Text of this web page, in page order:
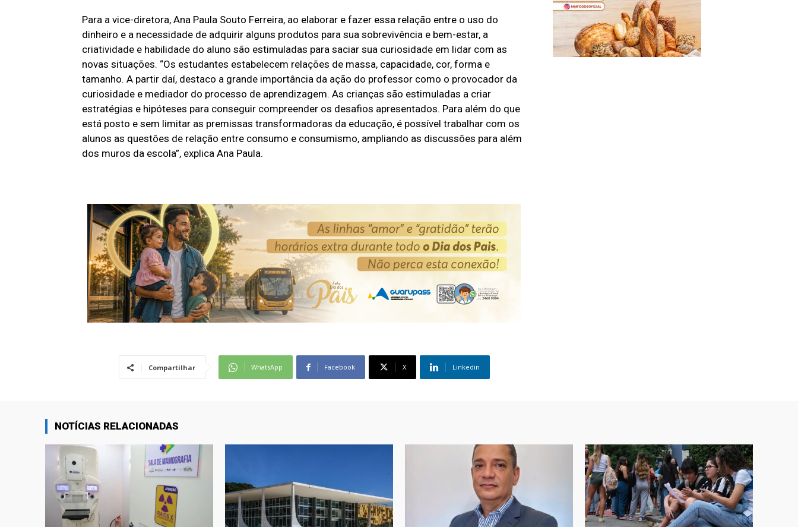
Para a vice-diretora, Ana Paula Souto Ferreira, ao elaborar e fazer essa relação entre o uso do
dinheiro e a necessidade de adquirir alguns produtos para sua sobrevivência e bem-estar, a
criatividade e habilidade do aluno são estimuladas para saciar sua curiosidade em lidar com as
novas situações. “Os estudantes estabelecem relações de massa, capacidade, cor, forma e
tamanho. A partir daí, destaco a grande importância da ação do professor como o provocador da
curiosidade e mediador do processo de aprendizagem. As crianças são estimuladas a criar
estratégias e hipóteses para conseguir compreender os desafios apresentados. Para além do que
está posto e sem limitar as premissas transformadoras da educação, é possível trabalhar com os
alunos as questões de relação entre consumo e consumismo, ampliando as discussões para além
dos muros da escola”, explica Ana Paula.
Compartilhar WhatsApp Facebook X Linkedin
NOTÍCIAS RELACIONADAS